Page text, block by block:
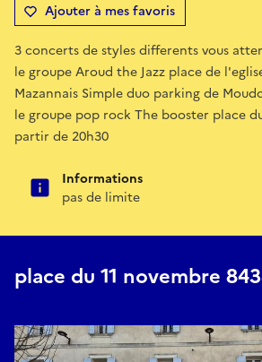
Ajouter à mes favoris
3 concerts de styles differents vous
le groupe Aroud the Jazz place de
Mazannais Simple duo parking de
le groupe pop rock The booster place
partir de 20h30
Informations
pas de limite
place du 11 novembre